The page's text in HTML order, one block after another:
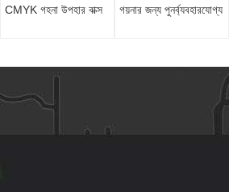
CMYK গহনা উপহার বাক্স
গয়নার জন্য পুনর্ব্যবহারযোগ্য